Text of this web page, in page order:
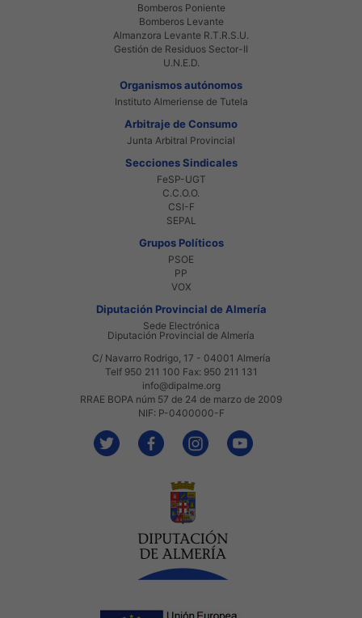
Bomberos Poniente
Bomberos Levante
Almanzora Levante R.T.R.S.U.
Gestión de Residuos Sector-II
U.N.E.D.
Organismos autónomos
Instituto Almeriense de Tutela
Arbitraje de Consumo
Junta Arbitral Provincial
Secciones Sindicales
FeSP-UGT
C.C.O.O.
CSI-F
SEPAL
Grupos Políticos
PSOE
PP
VOX
Diputación Provincial de Almería
Sede Electrónica
Diputación Provincial de Almería
C/ Navarro Rodrigo, 17 - 04001 Almería
Telf 950 211 100 Fax: 950 211 131
info@dipalme.org
RRAE BOPA núm 57 de 24 de marzo de 2009
NIF: P-0400000-F